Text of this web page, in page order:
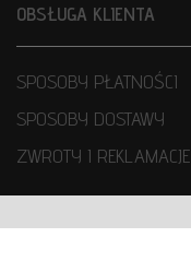
OBSŁUGA KLIENTA
SPOSOBY PŁATNOŚCI
SPOSOBY DOSTAWY
ZWROTY I REKLAMACJE